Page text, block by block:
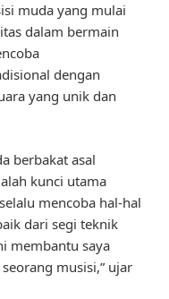
muda yang mulai
dalam bermain
dengan
yang unik dan
berbakat asal
kunci utama
mencoba hal-hal
dari segi teknik
membantu saya
musisi,” ujar